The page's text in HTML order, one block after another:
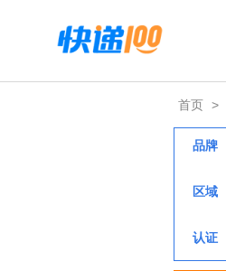
首页 >
品牌
区域
认证